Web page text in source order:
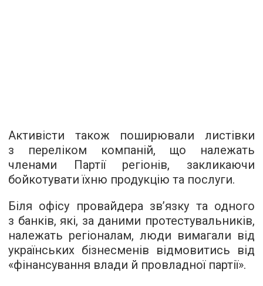
Активісти також поширювали листівки
з переліком компаній, що належать
членами Партії регіонів, закликаючи
бойкотувати їхню продукцію та послуги.
Біля офісу провайдера зв’язку та одного
з банків, які, за даними протестувальників,
належать регіоналам, люди вимагали від
українських бізнесменів відмовитись від
«фінансування влади й провладної партії».